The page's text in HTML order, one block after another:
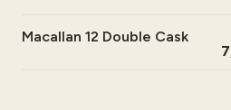
Macallan 12 Double Cask